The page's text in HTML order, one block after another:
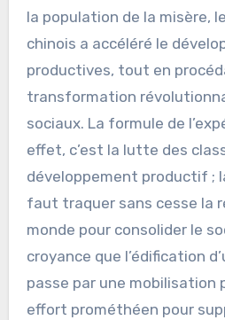
la population de la misère,
chinois a accéléré le
productives, tout en
transformation
sociaux. La formule de
effet, c’est la lutte des
développement productif ;
faut traquer sans cesse la
monde pour consolider le
croyance que l’édification
passe par une mobilisation
effort prométhéen pour